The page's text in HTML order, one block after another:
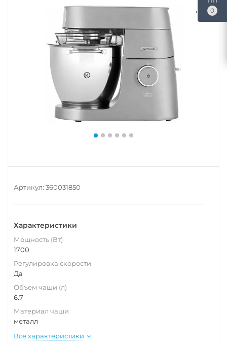
Артикул: 360031850
Характеристики
Мощность (Вт)
1700
Регулировка скорости
Да
Объем чаши (л)
6.7
Материал чаши
металл
Все характеристики
0